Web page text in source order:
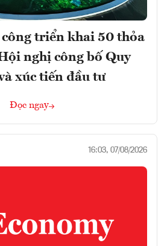
triển khai 50 thỏa
nghị công bố Quy
xúc tiến đầu tư
Đọc ngay
16:03, 07/08/2026